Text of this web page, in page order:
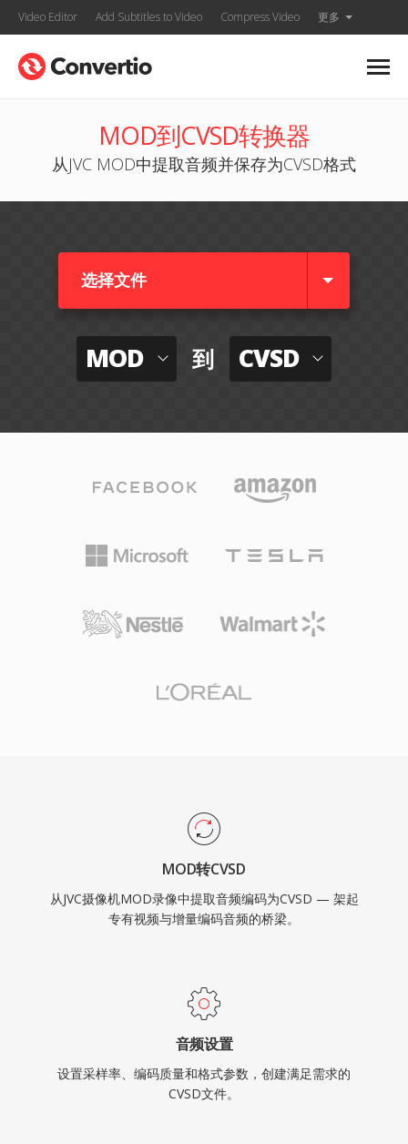
Video Editor Add Subtitles to Video Compress Video 更多
MOD到CVSD转换器
从JVC MOD中提取音频并保存为CVSD格式
选择文件
MOD 到 CVSD
MOD转CVSD
从JVC摄像机MOD录像中提取音频编码为CVSD — 架起
专有视频与增量编码音频的桥梁。
音频设置
设置采样率、编码质量和格式参数，创建满足需求的
CVSD文件。